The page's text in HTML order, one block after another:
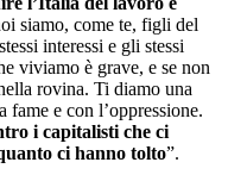
siamo, come te, figli del
interessi e gli stessi
viviamo è grave, e se non
rovina. Ti diamo una
e con l’oppressione.
i capitalisti che ci
ci hanno tolto”.